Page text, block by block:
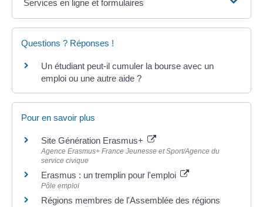
Services en ligne et formulaires
Questions ? Réponses !
Un étudiant peut-il cumuler la bourse avec un
emploi ou une autre aide ?
Pour en savoir plus
Site Génération Erasmus+
Agence Erasmus+ France Jeunesse et Sport/Agence du
service civique
Erasmus : un tremplin pour l'emploi
Pôle emploi
Régions membres de l'Assemblée des régions